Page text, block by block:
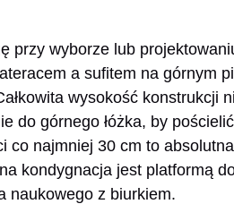
przy wyborze lub
a sufitem na górnym
wysokość konstrukcji
do górnego łóżka, by
co najmniej 30 cm to
kondygnacja jest platformą
naukowego z biurkiem.